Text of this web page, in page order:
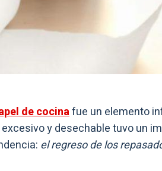
de cocinafue un elemento
y desechable tuvo un
el regreso de los